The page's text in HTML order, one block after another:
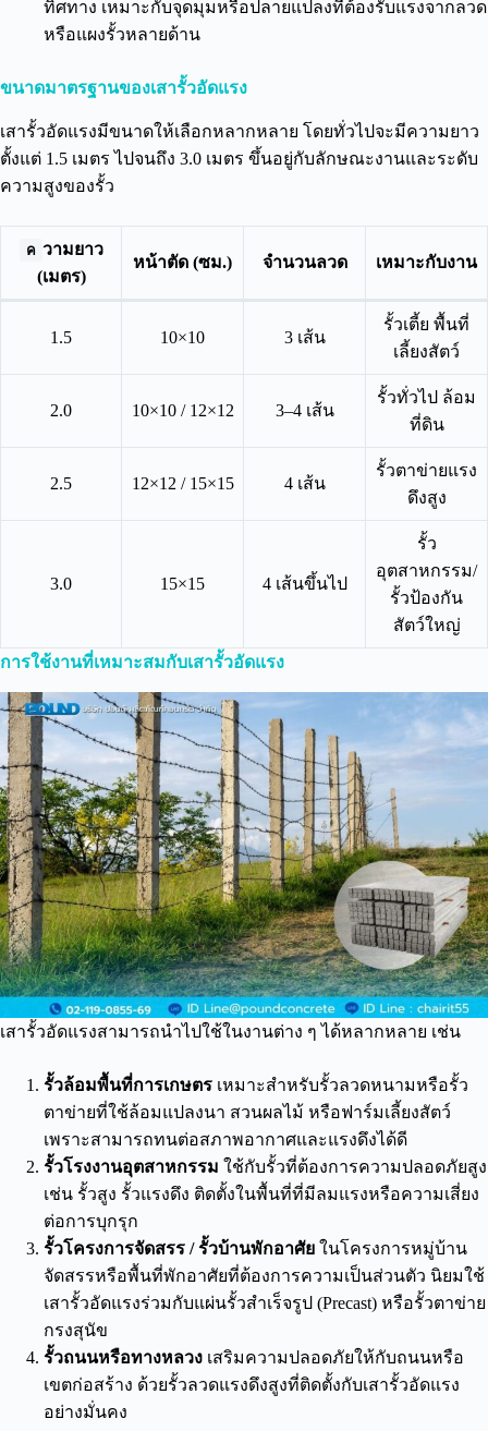
ทิศทาง เหมาะกับจุดมุมหรือปลายแปลงที่ต้องรับแรงจากลวด
หรือแผงรั้วหลายด้าน
ขนาดมาตรฐานของเสารั้วอัดแรง
เสารั้วอัดแรงมีขนาดให้เลือกหลากหลาย โดยทั่วไปจะมีความยาว
ตั้งแต่ 1.5 เมตร ไปจนถึง 3.0 เมตร ขึ้นอยู่กับลักษณะงานและระดับ
ความสูงของรั้ว
ค วามยาว
(เมตร)
หน้าตัด (ซม.) จำนวนลวด เหมาะกับงาน
1.5 10×10 3 เส้น
รั้วเตี้ย พื้นที่
เลี้ยงสัตว์
2.0 10×10 / 12×12 3–4 เส้น
รั้วทั่วไป ล้อม
ที่ดิน
2.5 12×12 / 15×15 4 เส้น
รั้วตาข่ายแรง
ดึงสูง
3.0 15×15 4 เส้นขึ้นไป
รั้ว
อุตสาหกรรม/
รั้วป้องกัน
สัตว์ใหญ่
การใช้งานที่เหมาะสมกับเสารั้วอัดแรง
เสารั้วอัดแรงสามารถนำไปใช้ในงานต่าง ๆ ได้หลากหลาย เช่น
รั้วล้อมพื้นที่การเกษตร เหมาะสำหรับรั้วลวดหนามหรือรั้ว
ตาข่ายที่ใช้ล้อมแปลงนา สวนผลไม้ หรือฟาร์มเลี้ยงสัตว์
เพราะสามารถทนต่อสภาพอากาศและแรงดึงได้ดี
รั้วโรงงานอุตสาหกรรม ใช้กับรั้วที่ต้องการความปลอดภัยสูง
เช่น รั้วสูง รั้วแรงดึง ติดตั้งในพื้นที่ที่มีลมแรงหรือความเสี่ยง
ต่อการบุกรุก
รั้วโครงการจัดสรร / รั้วบ้านพักอาศัย ในโครงการหมู่บ้าน
จัดสรรหรือพื้นที่พักอาศัยที่ต้องการความเป็นส่วนตัว นิยมใช้
เสารั้วอัดแรงร่วมกับแผ่นรั้วสำเร็จรูป (Precast) หรือรั้วตาข่าย
กรงสุนัข
รั้วถนนหรือทางหลวง เสริมความปลอดภัยให้กับถนนหรือ
เขตก่อสร้าง ด้วยรั้วลวดแรงดึงสูงที่ติดตั้งกับเสารั้วอัดแรง
อย่างมั่นคง